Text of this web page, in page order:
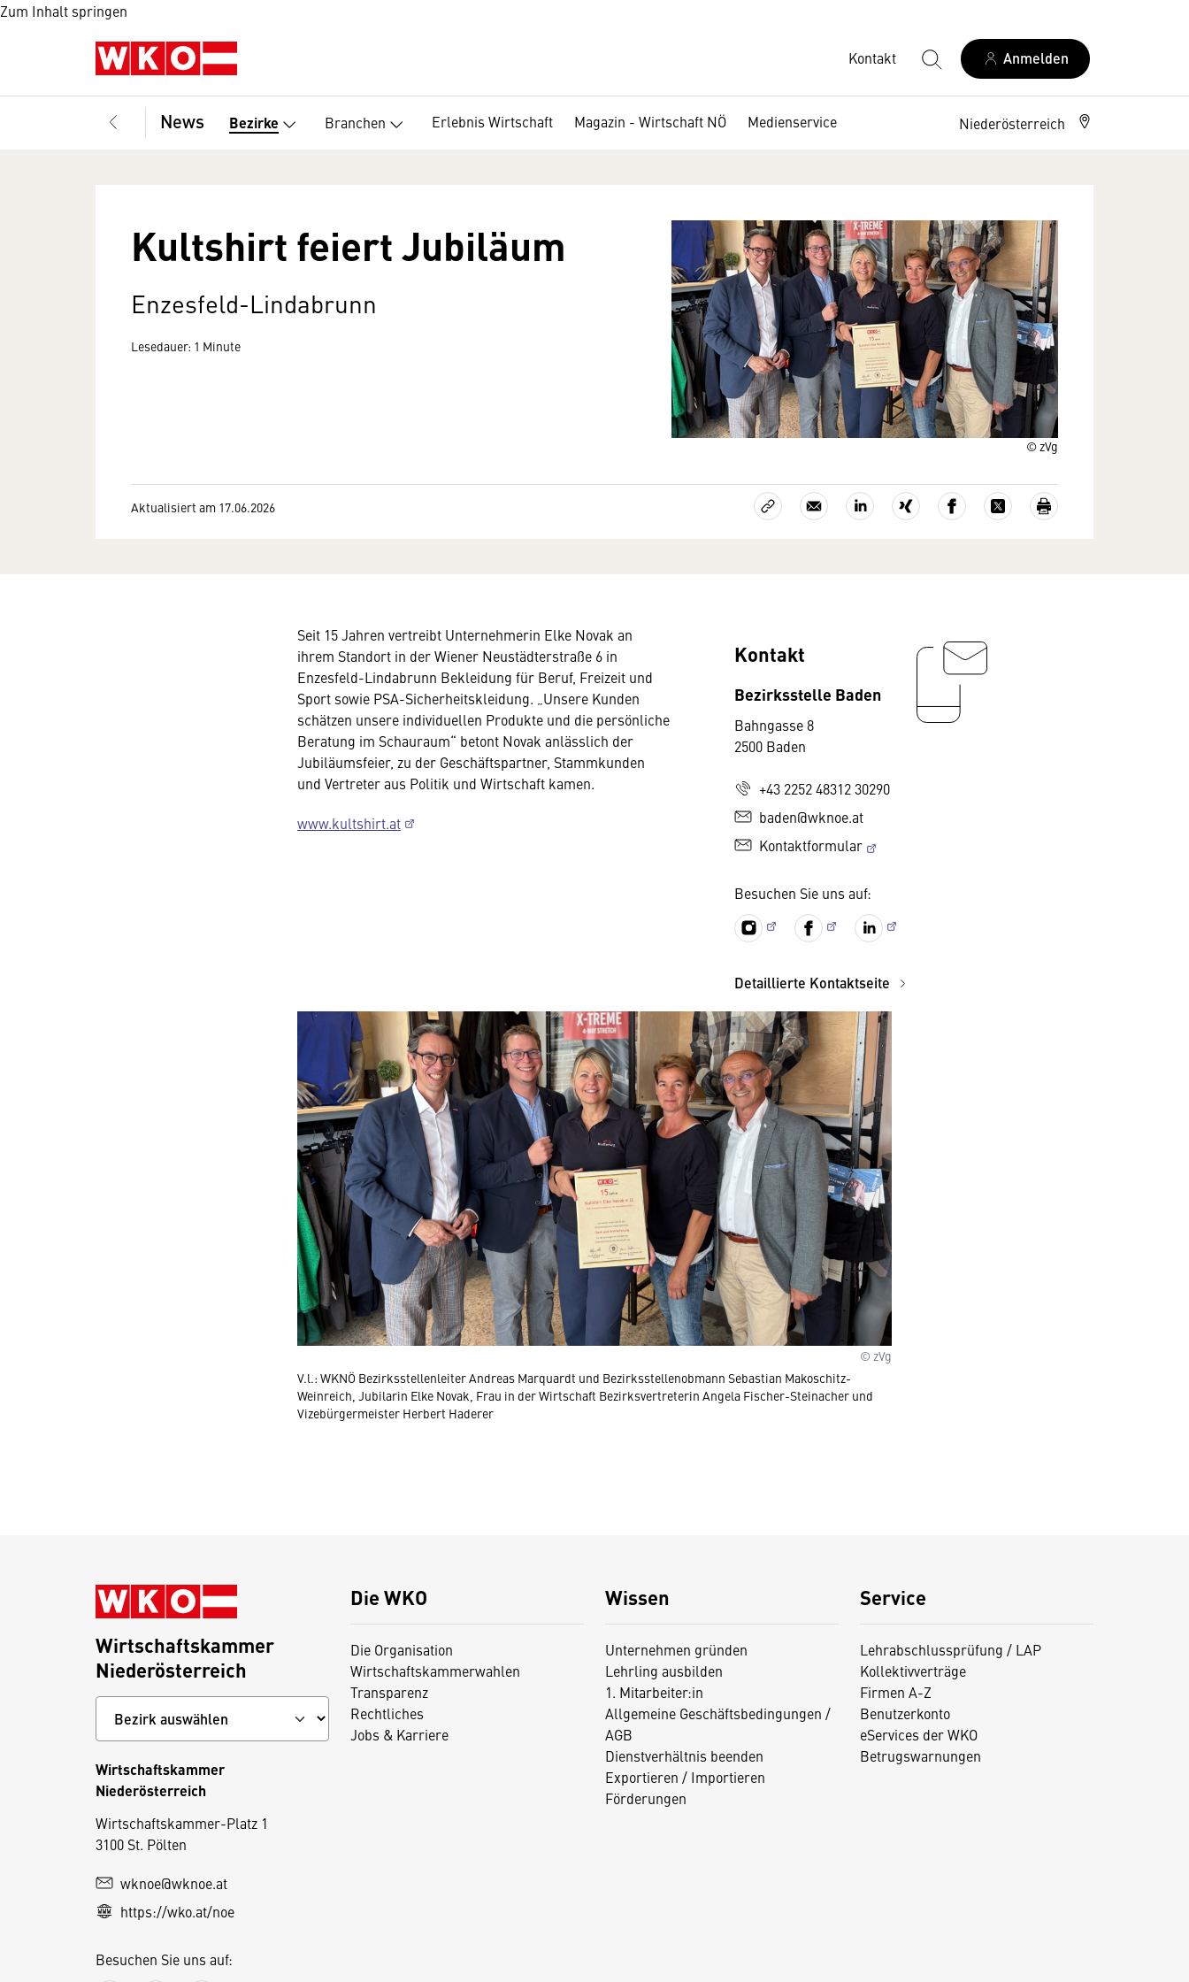
Zum Inhalt springen
Kontakt Anmelden
News Bezirke Branchen Erlebnis Wirtschaft Magazin - Wirtschaft NÖ Medienservice Niederösterreich
© zVg
Kultshirt feiert Jubiläum
Enzesfeld-Lindabrunn
Lesedauer: 1 Minute
Aktualisiert am 17.06.2026
Kontakt
Bezirksstelle Baden
Bahngasse 8
2500 Baden
+43 2252 48312 30290
baden@wknoe.at
Kontaktformular
Besuchen Sie uns auf:
Detaillierte Kontaktseite
Seit 15 Jahren vertreibt Unternehmerin Elke Novak an
ihrem Standort in der Wiener Neustädterstraße 6 in
Enzesfeld-Lindabrunn Bekleidung für Beruf, Freizeit und
Sport sowie PSA-Sicherheitskleidung. „Unsere Kunden
schätzen unsere individuellen Produkte und die persönliche
Beratung im Schauraum“ betont Novak anlässlich der
Jubiläumsfeier, zu der Geschäftspartner, Stammkunden
und Vertreter aus Politik und Wirtschaft kamen.
www.kultshirt.at
© zVg
V.l.: WKNÖ Bezirksstellenleiter Andreas Marquardt und Bezirksstellenobmann Sebastian Makoschitz-
Weinreich, Jubilarin Elke Novak, Frau in der Wirtschaft Bezirksvertreterin Angela Fischer-Steinacher und
Vizebürgermeister Herbert Haderer
Die WKO
Die Organisation
Wirtschaftskammerwahlen
Transparenz
Rechtliches
Jobs & Karriere
Wissen
Unternehmen gründen
Lehrling ausbilden
1. Mitarbeiter:in
Allgemeine Geschäftsbedingungen /
AGB
Dienstverhältnis beenden
Exportieren / Importieren
Förderungen
Service
Lehrabschlussprüfung / LAP
Kollektivverträge
Firmen A-Z
Benutzerkonto
eServices der WKO
Betrugswarnungen
Wirtschaftskammer
Niederösterreich
Wirtschaftskammer
Niederösterreich
Wirtschaftskammer-Platz 1
3100 St. Pölten
wknoe@wknoe.at
https://wko.at/noe
Besuchen Sie uns auf: